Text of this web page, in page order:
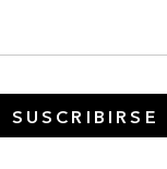
SUSCRIBIRSE